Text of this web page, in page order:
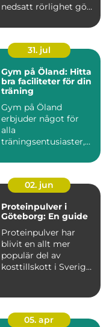
nedsatt rörlighet gör
31. jul
Gym på Öland: Hitta
bra faciliteter för din
träning
Gym på Öland
erbjuder något för
alla
träningsentusiaster,
02. jun
Proteinpulver i
Göteborg: En guide
Proteinpulver har
blivit en allt mer
populär del av
kosttillskott i Sverige,
05. apr